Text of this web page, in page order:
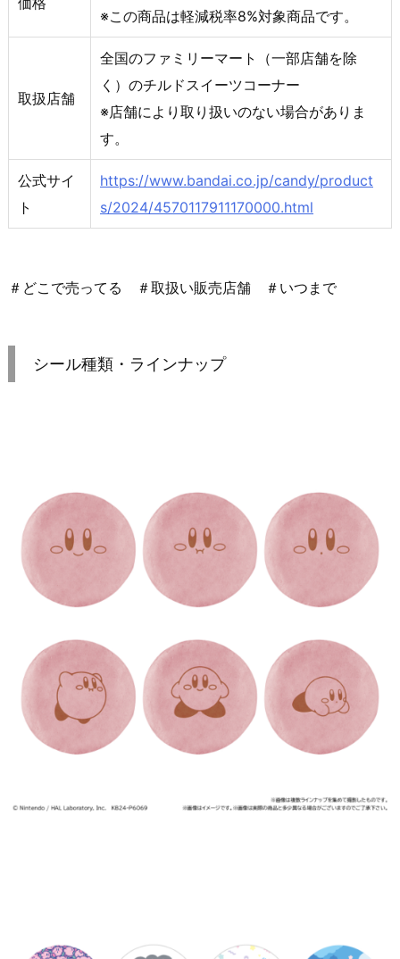
※この商品は軽減税率8%対象商品です。
取扱店舗
全国のファミリーマート（一部店舗を除
く）のチルドスイーツコーナー
※店舗により取り扱いのない場合がありま
す。
公式サイ
ト
https://www.bandai.co.jp/candy/product
s/2024/4570117911170000.html
＃どこで売ってる ＃取扱い販売店舗 ＃いつまで
シール種類・ラインナップ